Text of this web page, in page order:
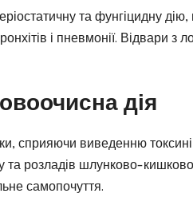
та фунгіцидну
і пневмонії. Відвари
дія
сприяючи виведенню
та розладів шлунково-
самопочуття.